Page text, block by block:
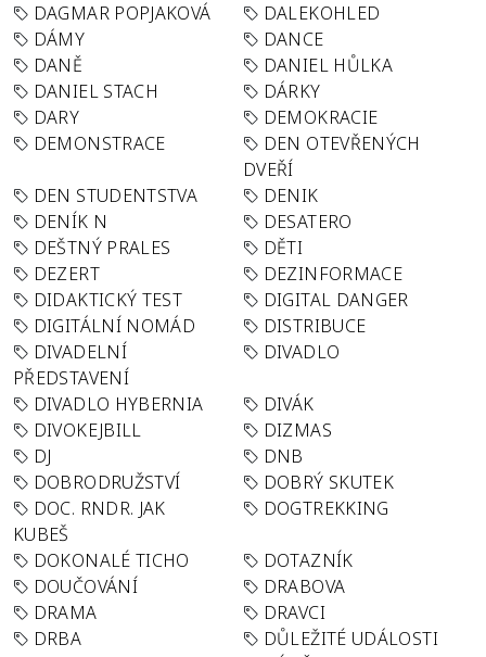
DAGMAR POPJAKOVÁ
DALEKOHLED
DÁMY
DANCE
DANĚ
DANIEL HŮLKA
DANIEL STACH
DÁRKY
DARY
DEMOKRACIE
DEMONSTRACE
DEN OTEVŘENÝCH
DVEŘÍ
DEN STUDENTSTVA
DENIK
DENÍK N
DESATERO
DEŠTNÝ PRALES
DĚTI
DEZERT
DEZINFORMACE
DIDAKTICKÝ TEST
DIGITAL DANGER
DIGITÁLNÍ NOMÁD
DISTRIBUCE
DIVADELNÍ
PŘEDSTAVENÍ
DIVADLO
DIVADLO HYBERNIA
DIVÁK
DIVOKEJBILL
DIZMAS
DJ
DNB
DOBRODRUŽSTVÍ
DOBRÝ SKUTEK
DOC. RNDR. JAK
KUBEŠ
DOGTREKKING
DOKONALÉ TICHO
DOTAZNÍK
DOUČOVÁNÍ
DRABOVA
DRAMA
DRAVCI
DRBA
DŮLEŽITÉ UDÁLOSTI